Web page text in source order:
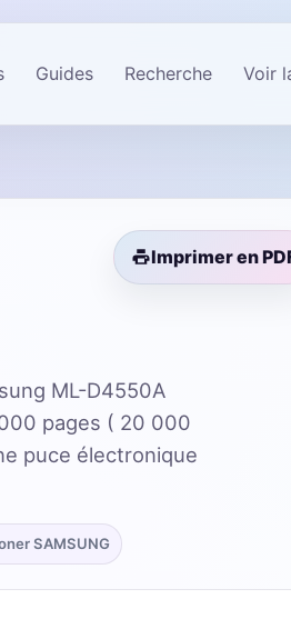
Guides Recherche Voir
Imprimer en
ML-D4550A
pages ( 20 000
puce électronique
SAMSUNG